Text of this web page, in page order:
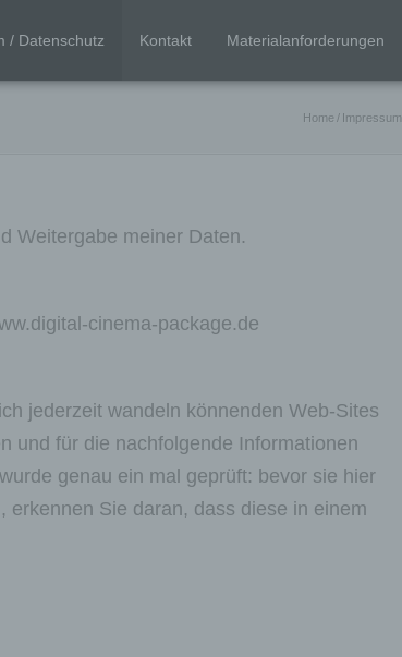
/ Datenschutz Kontakt Materialanforderungen
Home / Impressum
Weitergabe meiner Daten.
cinema-package.de
jederzeit wandeln könnenden Web-Sites
und für die nachfolgende Informationen
genau ein mal geprüft: bevor sie hier
Sie daran, dass diese in einem